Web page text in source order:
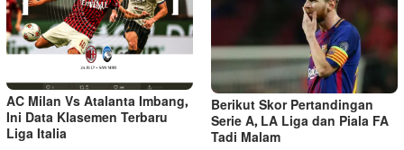
AC Milan Vs Atalanta Imbang,
Ini Data Klasemen Terbaru
Liga Italia
Berikut Skor Pertandingan
Serie A, LA Liga dan Piala FA
Tadi Malam